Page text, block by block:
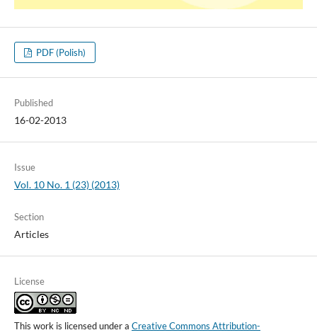
PDF (Polish)
Published
16-02-2013
Issue
Vol. 10 No. 1 (23) (2013)
Section
Articles
License
This work is licensed under a Creative Commons Attribution-